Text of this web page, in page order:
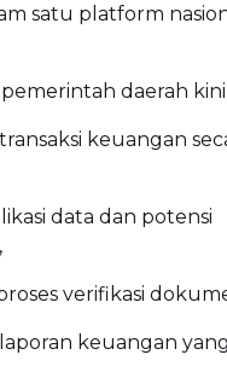
satu platform
daerah kini
keuangan
data dan potensi
verifikasi
keuangan